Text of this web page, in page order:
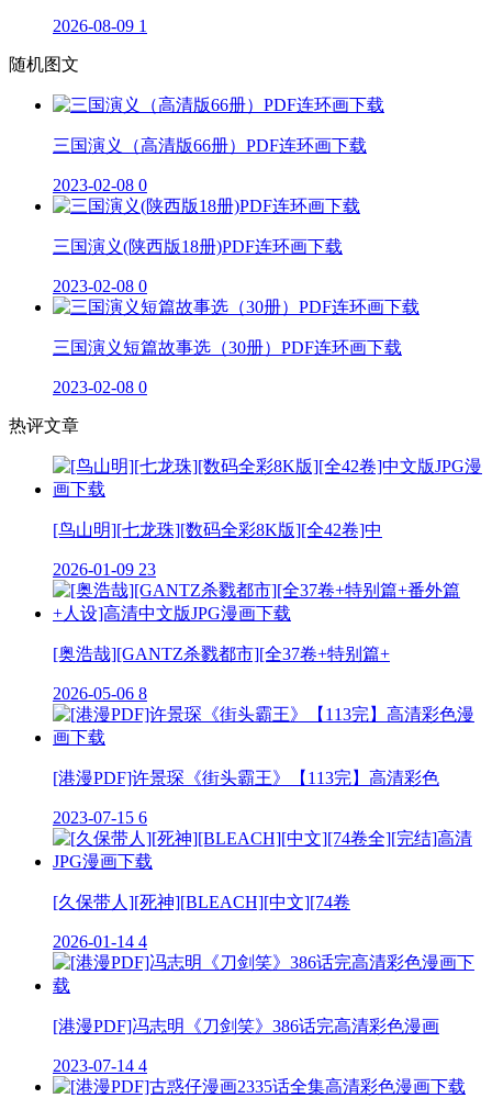
2026-08-09 1
随机图文
三国演义（高清版66册）PDF连环画下载
2023-02-08 0
三国演义(陕西版18册)PDF连环画下载
2023-02-08 0
三国演义短篇故事选（30册）PDF连环画下载
2023-02-08 0
热评文章
[鸟山明][七龙珠][数码全彩8K版][全42卷]中
2026-01-09 23
[奥浩哉][GANTZ杀戮都市][全37卷+特别篇+
2026-05-06 8
[港漫PDF]许景琛《街头霸王》【113完】高清彩色
2023-07-15 6
[久保带人][死神][BLEACH][中文][74卷
2026-01-14 4
[港漫PDF]冯志明《刀剑笑》386话完高清彩色漫画
2023-07-14 4